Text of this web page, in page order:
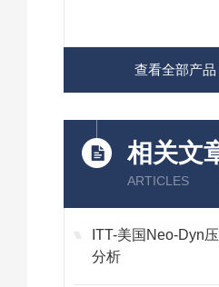
查看全部产品
相关文
ARTICLES
ITT-美国Neo-Dyn
分析